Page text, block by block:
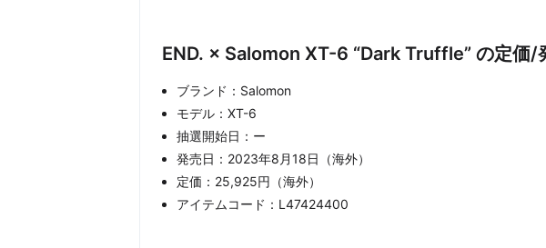
END. × Salomon XT-6 “Dark Truffle” の定価/
ブランド：Salomon
モデル：XT-6
抽選開始日：ー
発売日：2023年8月18日（海外）
定価：25,925円（海外）
アイテムコード：L47424400